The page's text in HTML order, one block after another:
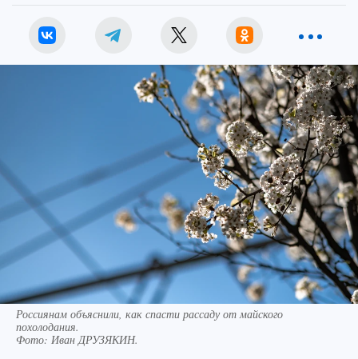
Россиянам объяснили, как спасти рассаду от майского
похолодания.
Фото: Иван ДРУЗЯКИН.